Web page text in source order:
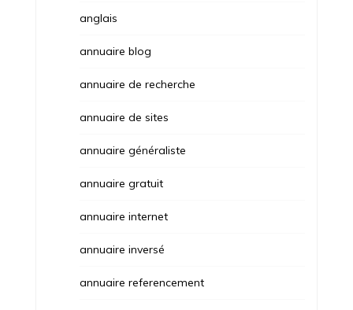
anglais
annuaire blog
annuaire de recherche
annuaire de sites
annuaire généraliste
annuaire gratuit
annuaire internet
annuaire inversé
annuaire referencement